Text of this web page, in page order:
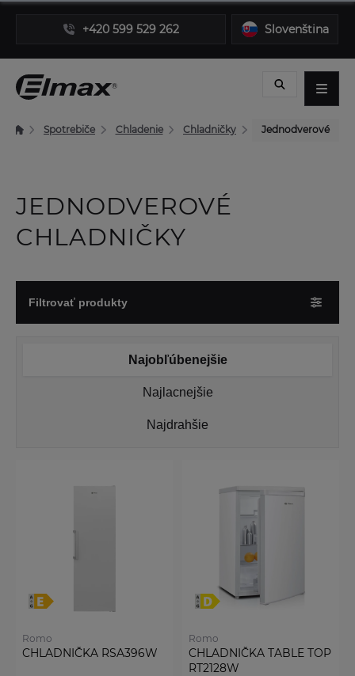
+420 599 529 262 Slovenština
Spotrebiče Chladenie Chladničky Jednodverové
JEDNODVEROVÉ
CHLADNIČKY
Filtrovať produkty
Najobľúbenejšie
Najlacnejšie
Najdrahšie
Romo
CHLADNIČKA RSA396W
Romo
CHLADNIČKA TABLE TOP
RT2128W